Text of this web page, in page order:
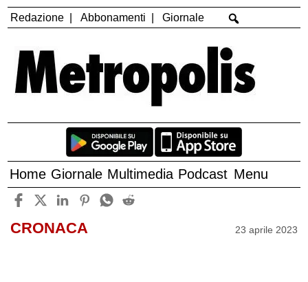
Redazione Abbonamenti Giornale
Home Giornale Multimedia Podcast Menu
CRONACA 23 aprile 2023